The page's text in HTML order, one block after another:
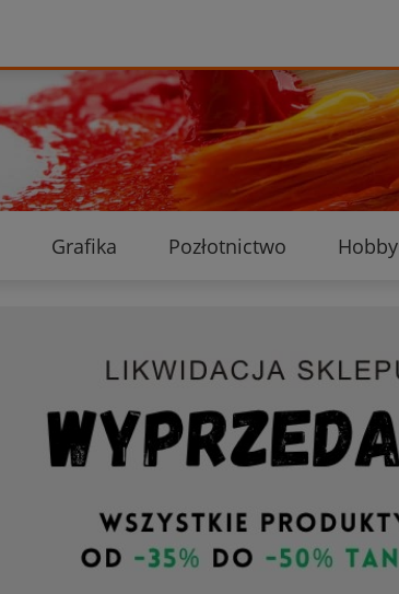
Grafika Pozłotnictwo Hobby